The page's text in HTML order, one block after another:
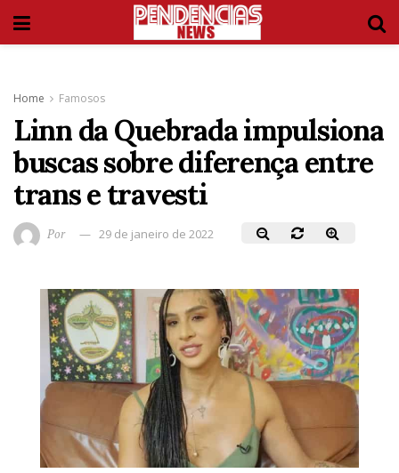
Home Famosos
Linn da Quebrada impulsiona
buscas sobre diferença entre
trans e travesti
Por 29 de janeiro de 2022